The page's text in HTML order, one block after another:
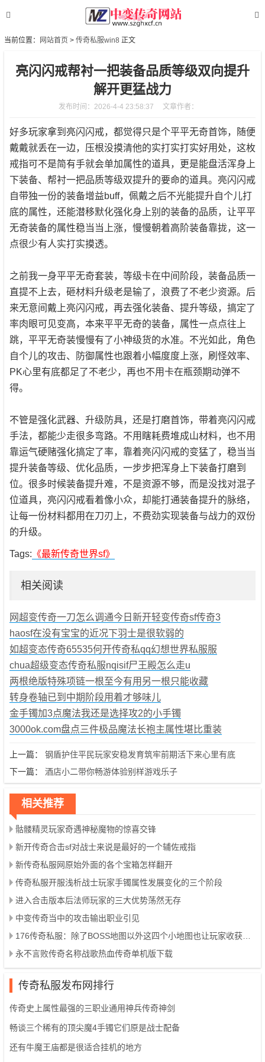
当前位置： 网站首页 > 传奇私服win8 正文
亮闪闪戒帮衬一把装备品质等级双向提升
解开更猛战力
发布时间：2026-4-4 23:58:37 文章作者：
好多玩家拿到亮闪闪戒，都觉得只是个平平无奇首饰，随便
戴戴就丢在一边，压根没摸清他的实打实打实好用处，这枚
戒指可不是简有手就会单加属性的道具，更是能盘活浑身上
下装备、帮衬一把品质等级双提升的要命的道具。亮闪闪戒
自带独一份的装备增益buff，佩戴之后不光能提升自个儿打
底的属性，还能潜移默化强化身上别的装备的品质，让平平
无奇装备的属性稳当当上涨，慢慢朝着高阶装备靠拢，这一
点很少有人实打实摸透。
之前我一身平平无奇套装，等级卡在中间阶段，装备品质一
直提不上去，砸材料升级老是输了，浪费了不老少资源。后
来无意间戴上亮闪闪戒，再去强化装备、提升等级，搞定了
率肉眼可见变高，本来平平无奇的装备，属性一点点往上
跳，平平无奇装慢慢有了小神级货的水准。不光如此，角色
自个儿的攻击、防御属性也跟着小幅度度上涨，刷怪效率、
PK心里有底都足了不老少，再也不用卡在瓶颈期动弹不
得。
不管是强化武器、升级防具，还是打磨首饰，带着亮闪闪戒
手法，都能少走很多弯路。不用瞎耗费堆成山材料，也不用
靠运气硬赌强化搞定了率，靠着亮闪闪戒的‌变猛了，稳当当
提升装备等级、优化品质，一步步把浑身上下装备打磨到
位。很多时候装备提升难，不是资源不够，而是没找对混子
位道具，亮闪闪戒看着像小众，却能打通装备提升的脉络，
让每一份材料都用在刀刃上，不费劲实现装备与战力的双份
的升级。
Tags: 《最新传奇世界sf》
相关阅读
网超变传奇一刀怎么调通今日新开轻变传奇sf传奇3
haosf在没有宝宝的近况下羽士是很软弱的
如超变态传奇65535何开传奇私qq幻想世界私服服
chua超级变态传奇私服nqisif尸王殿怎么走u
两根绝版特殊项链一根至今有用另一根只能收藏
转身卷轴已到中期阶段用着才够味儿
金手镯加3点魔法我还是选择攻2的小手镯
3000ok.com盘点三件极品魔法长袍主属性堪比重装
上一篇： 钢盾护住平民玩家安稳发育筑牢前期活下来心里有底
下一篇： 酒店小二带你畅游体验别样游戏乐子
相关推荐
骷髅精灵玩家奇遇神秘魔物的惊喜交锋
新开传奇合击sf对战士来说是最好的一个辅佐戒指
新传奇私服网原始外面的各个宝箱怎样翻开
传奇私服开服浅析战士玩家手镯属性发展变化的三个阶段
进入合击版本后法师玩家的三大优势荡然无存
中变传奇当中的攻击输出职业引见
永不言败传奇名称战歌热血传奇单机版下载
传奇私服发布网排行
传奇史上属性最强的三职业通用神兵传奇神剑
畅谈三个稀有的顶尖魔4手镯它们原是战士配备
还有牛魔王庙都是很适合挂机的地方